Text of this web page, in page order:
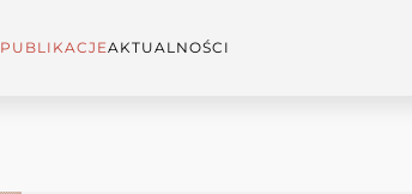
PUBLIKACJEAKTUALNOŚCI